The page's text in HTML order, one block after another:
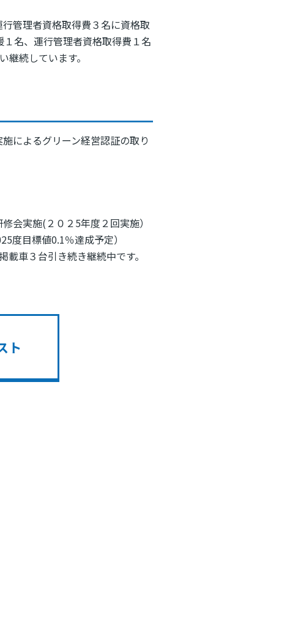
管理者資格取得費３名に資格取
名、運行管理者資格取得費１名
続しています。
によるグリーン経営認証の取り
会実施(２０２5年度２回実施）
度目標値0.1％達成予定）
車３台引き続き継続中です。
ト